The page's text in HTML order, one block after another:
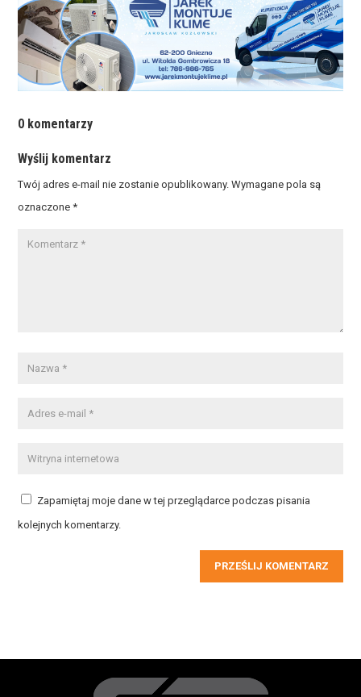
0 komentarzy
Wyślij komentarz
Twój adres e-mail nie zostanie opublikowany. Wymagane pola są
oznaczone*
Zapamiętaj moje dane w tej przeglądarce podczas pisania
kolejnych komentarzy.
PRZEŚLIJ KOMENTARZ